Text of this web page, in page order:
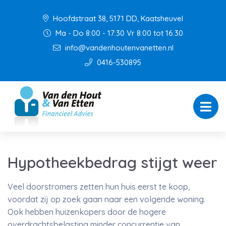
Hoofdstraat 38, 5171 DD, Kaatsheuvel
Ma - Do 8:00 - 17:30 Vr 8:00 tot 16:30
info@vandenhoutenvanetten.nl
0416-530895
Hypotheekbedrag stijgt weer
Veel doorstromers zetten hun huis eerst te koop,
voordat zij op zoek gaan naar een volgende woning.
Ook hebben huizenkopers door de hogere